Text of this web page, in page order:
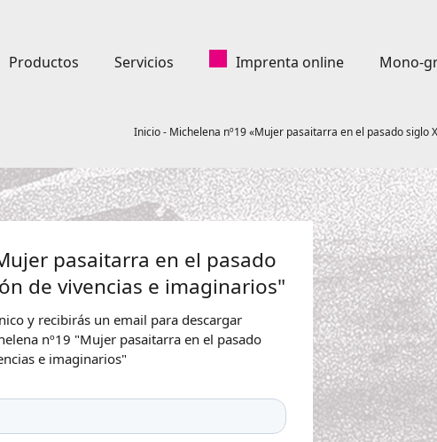
Productos Servicios Imprenta online Mono-
Inicio- Michelena nº19 «Mujer pasaitarra en el pasado siglo
pasaitarra en el pasado
de vivencias e imaginarios"
y recibirás un email para descargar
nº19 "Mujer pasaitarra en el pasado
e imaginarios"